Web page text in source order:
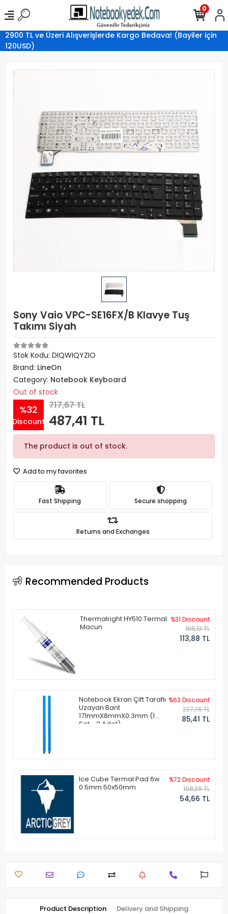
2900 TL ve Üzeri Alışverişlerde Kargo Bedava! (Bayiler için
120USD)
0
Sony Vaio VPC-SE16FX/B Klavye Tuş
Takımı Siyah
Stok Kodu: DIQWIQYZIO
Brand: LineOn
Category: Notebook Keyboard
Out of stock
%32
Discount
717,67 TL
487,41 TL
The product is out of stock.
Add to my favorites
Fast Shipping Secure shopping
Returns and Exchanges
Recommended Products
Thermalright HY510 Termal
Macun
%31 Discount
165,13 TL
113,88 TL
Notebook Ekran Çift Taraflı
Uzayan Bant
171mmX8mmX0.3mm (1
Set - 2 Adet)
%63 Discount
227,76 TL
85,41 TL
Ice Cube Termal Pad 6w
0.5mm 50x50mm
%72 Discount
198,38 TL
54,66 TL
Product Description Delivery and Shipping